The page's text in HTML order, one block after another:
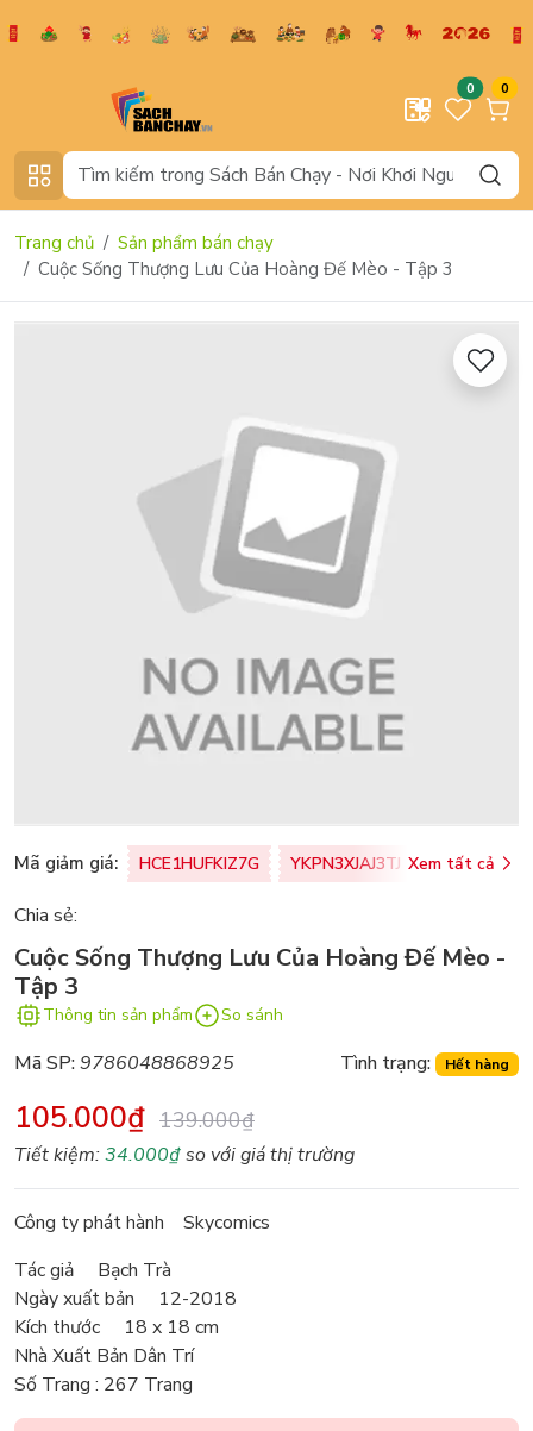
0 0
Trang chủ
Sản phẩm bán chạy
Cuộc Sống Thượng Lưu Của Hoàng Đế Mèo - Tập 3
Mã giảm giá: HCE1HUFKIZ7G YKPN3XJAJ3TJ Xem tất cả
Chia sẻ:
Cuộc Sống Thượng Lưu Của Hoàng Đế Mèo -
Tập 3
Thông tin sản phẩm So sánh
Mã SP:9786048868925 Tình trạng: Hết hàng
105.000₫ 139.000₫
Tiết kiệm:34.000₫so với giá thị trường
Công ty phát hành Skycomics
Tác giả Bạch Trà
Ngày xuất bản 12-2018
Kích thước 18 x 18 cm
Nhà Xuất Bản Dân Trí
Số Trang : 267 Trang